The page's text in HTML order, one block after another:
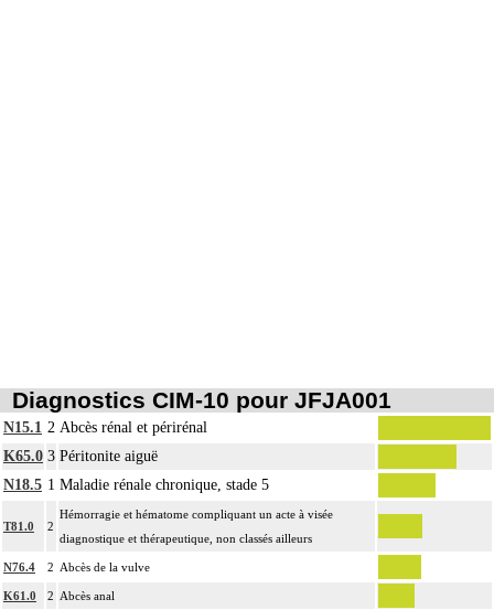
Diagnostics CIM-10 pour JFJA001
N15.1 2 Abcès rénal et périrénal
K65.0 3 Péritonite aiguë
N18.5 1 Maladie rénale chronique, stade 5
T81.0 2
Hémorragie et hématome compliquant un acte à visée
diagnostique et thérapeutique, non classés ailleurs
N76.4 2 Abcès de la vulve
K61.0 2 Abcès anal